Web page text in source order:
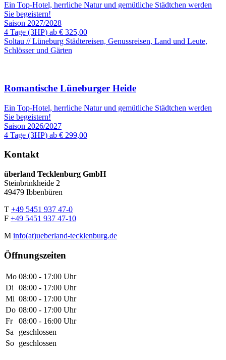
Ein Top-Hotel, herrliche Natur und gemütliche Städtchen werden
Sie begeistern!
Saison 2027/2028
4 Tage (3HP) ab € 325,00
Soltau // Lüneburg Städtereisen, Genussreisen, Land und Leute,
Schlösser und Gärten
Romantische Lüneburger Heide
Ein Top-Hotel, herrliche Natur und gemütliche Städtchen werden
Sie begeistern!
Saison 2026/2027
4 Tage (3HP) ab € 299,00
Kontakt
überland Tecklenburg GmbH
Steinbrinkheide 2
49479 Ibbenbüren
T +49 5451 937 47-0
F +49 5451 937 47-10
M info(at)ueberland-tecklenburg.de
Öffnungszeiten
Mo 08:00 - 17:00 Uhr
Di
08:00 - 17:00 Uhr
Mi 08:00 - 17:00 Uhr
Do 08:00 - 17:00 Uhr
Fr
08:00 - 16:00 Uhr
Sa
geschlossen
So geschlossen